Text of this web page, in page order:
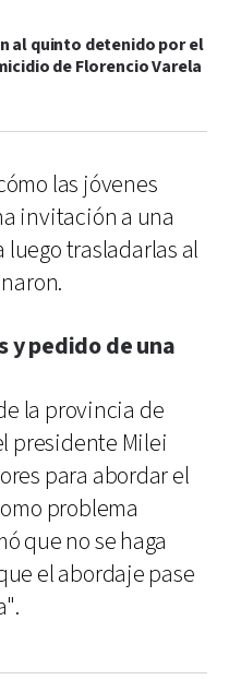
al quinto detenido por el
de Florencio Varela
las jóvenes
invitación a una
luego trasladarlas al
y pedido de una
la provincia de
presidente Milei
para abordar el
problema
que no se haga
el abordaje pase